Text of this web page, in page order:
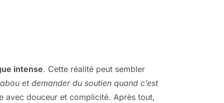
intense. Cette réalité peut sembler
et demander du soutien quand c’est
avec douceur et complicité. Après tout,